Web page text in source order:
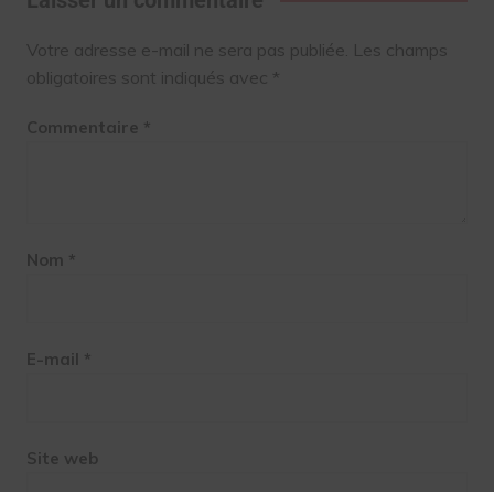
Votre adresse e-mail ne sera pas publiée. Les champs
obligatoires sont indiqués avec *
Commentaire *
Nom *
E-mail *
Site web